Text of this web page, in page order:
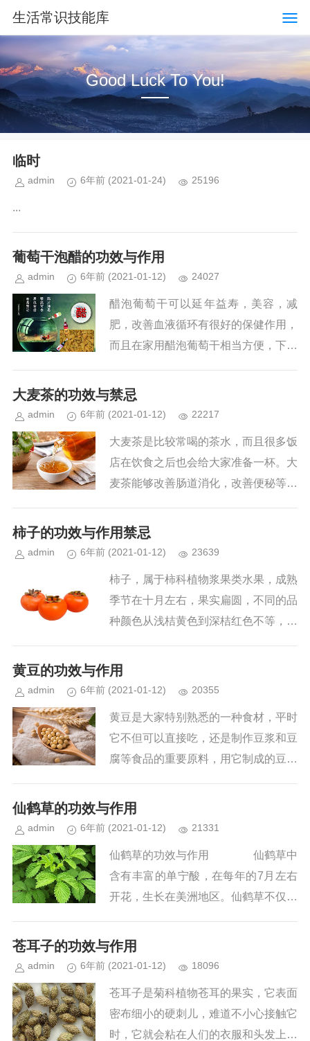
生活常识技能库
Good Luck To You!
临时
admin 6年前 (2021-01-24) 25196
...
葡萄干泡醋的功效与作用
admin 6年前 (2021-01-12) 24027
醋泡葡萄干可以延年益寿，美容，减
肥，改善血液循环有很好的保健作用，
而且在家用醋泡葡萄干相当方便，下面
给大家。 ...
大麦茶的功效与禁忌
admin 6年前 (2021-01-12) 22217
大麦茶是比较常喝的茶水，而且很多饭
店在饮食之后也会给大家准备一杯。大
麦茶能够改善肠道消化，改善便秘等情
1 :助消化增进饮食，大麦茶能够
柿子的功效与作用禁忌
admin 6年前 (2021-01-12) 23639
柿子，属于柿科植物浆果类水果，成熟
季节在十月左右，果实扁圆，不同的品
种颜色从浅桔黄色到深桔红色不等，大
50克。 前面已经说了很多朋
黄豆的功效与作用
admin 6年前 (2021-01-12) 20355
黄豆是大家特别熟悉的一种食材，平时
它不但可以直接吃，还是制作豆浆和豆
腐等食品的重要原料，用它制成的豆浆
物食材中蛋白质含量最高的存在，而且
仙鹤草的功效与作用
admin 6年前 (2021-01-12) 21331
仙鹤草的功效与作用 仙鹤草中
含有丰富的单宁酸，在每年的7月左右
开花，生长在美洲地区。仙鹤草不仅是
心、改善低血压、止血、抗菌上有很好
苍耳子的功效与作用
admin 6年前 (2021-01-12) 18096
苍耳子是菊科植物苍耳的果实，它表面
密布细小的硬刺儿，难道不小心接触它
时，它就会粘在人们的衣服和头发上，